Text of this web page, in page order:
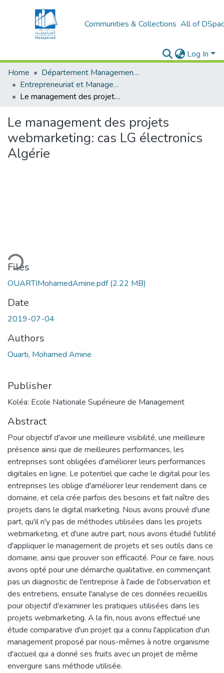
Communities & Collections All of
Log In
Home
Département Management et Entrepreneuriat
Entrepreneuriat et Management de Projets (EMP)
Le management des projets webmarketing: cas LG électronics Algérie
Le management des projets
webmarketing: cas LG électronics
Algérie
Files
OUARTIMohamedAmine.pdf(2.22 MB)
Date
2019-07-04
Authors
Ouarti, Mohamed Amine
Publisher
Koléa: Ecole Nationale Supérieure de Management
Abstract
Pour objectif d'avoir une meilleure visibilité, une meilleure
présence ainsi que de meilleures performances, les
entreprises sont obligées d'améliorer leurs performances
digitales en ligne. Le potentiel que cache le digital pour les
entreprises les oblige d'améliorer leur rendement dans ce
domaine, et cela crée parfois des besoins et fait naître des
projets dans le digital marketing. Nous avons prouvé d'une
part, qu'il n'y pas de méthodes utilisées dans les projets
webmarketing, et d'une autre part, nous avons étudié l'utilité
d'appliquer le management de projets et ses outils dans ce
domaine, ainsi que prouver son efficacité. Pour ce faire, nous
avons opté pour une démarche qualitative, en commençant
pas un diagnostic de l'entreprise à l'aide de l'observation et
des entretiens, ensuite l'analyse de ces données recueillis
pour objectif d'examiner les pratiques utilisées dans les
projets webmarketing. A la fin, nous avons effectué une
étude comparative d'un projet qui a connu l'application d'un
management proposé par nous-mêmes à notre organisme
d'accueil qui a donné ses fruits avec un projet de même
envergure sans méthode utilisée.